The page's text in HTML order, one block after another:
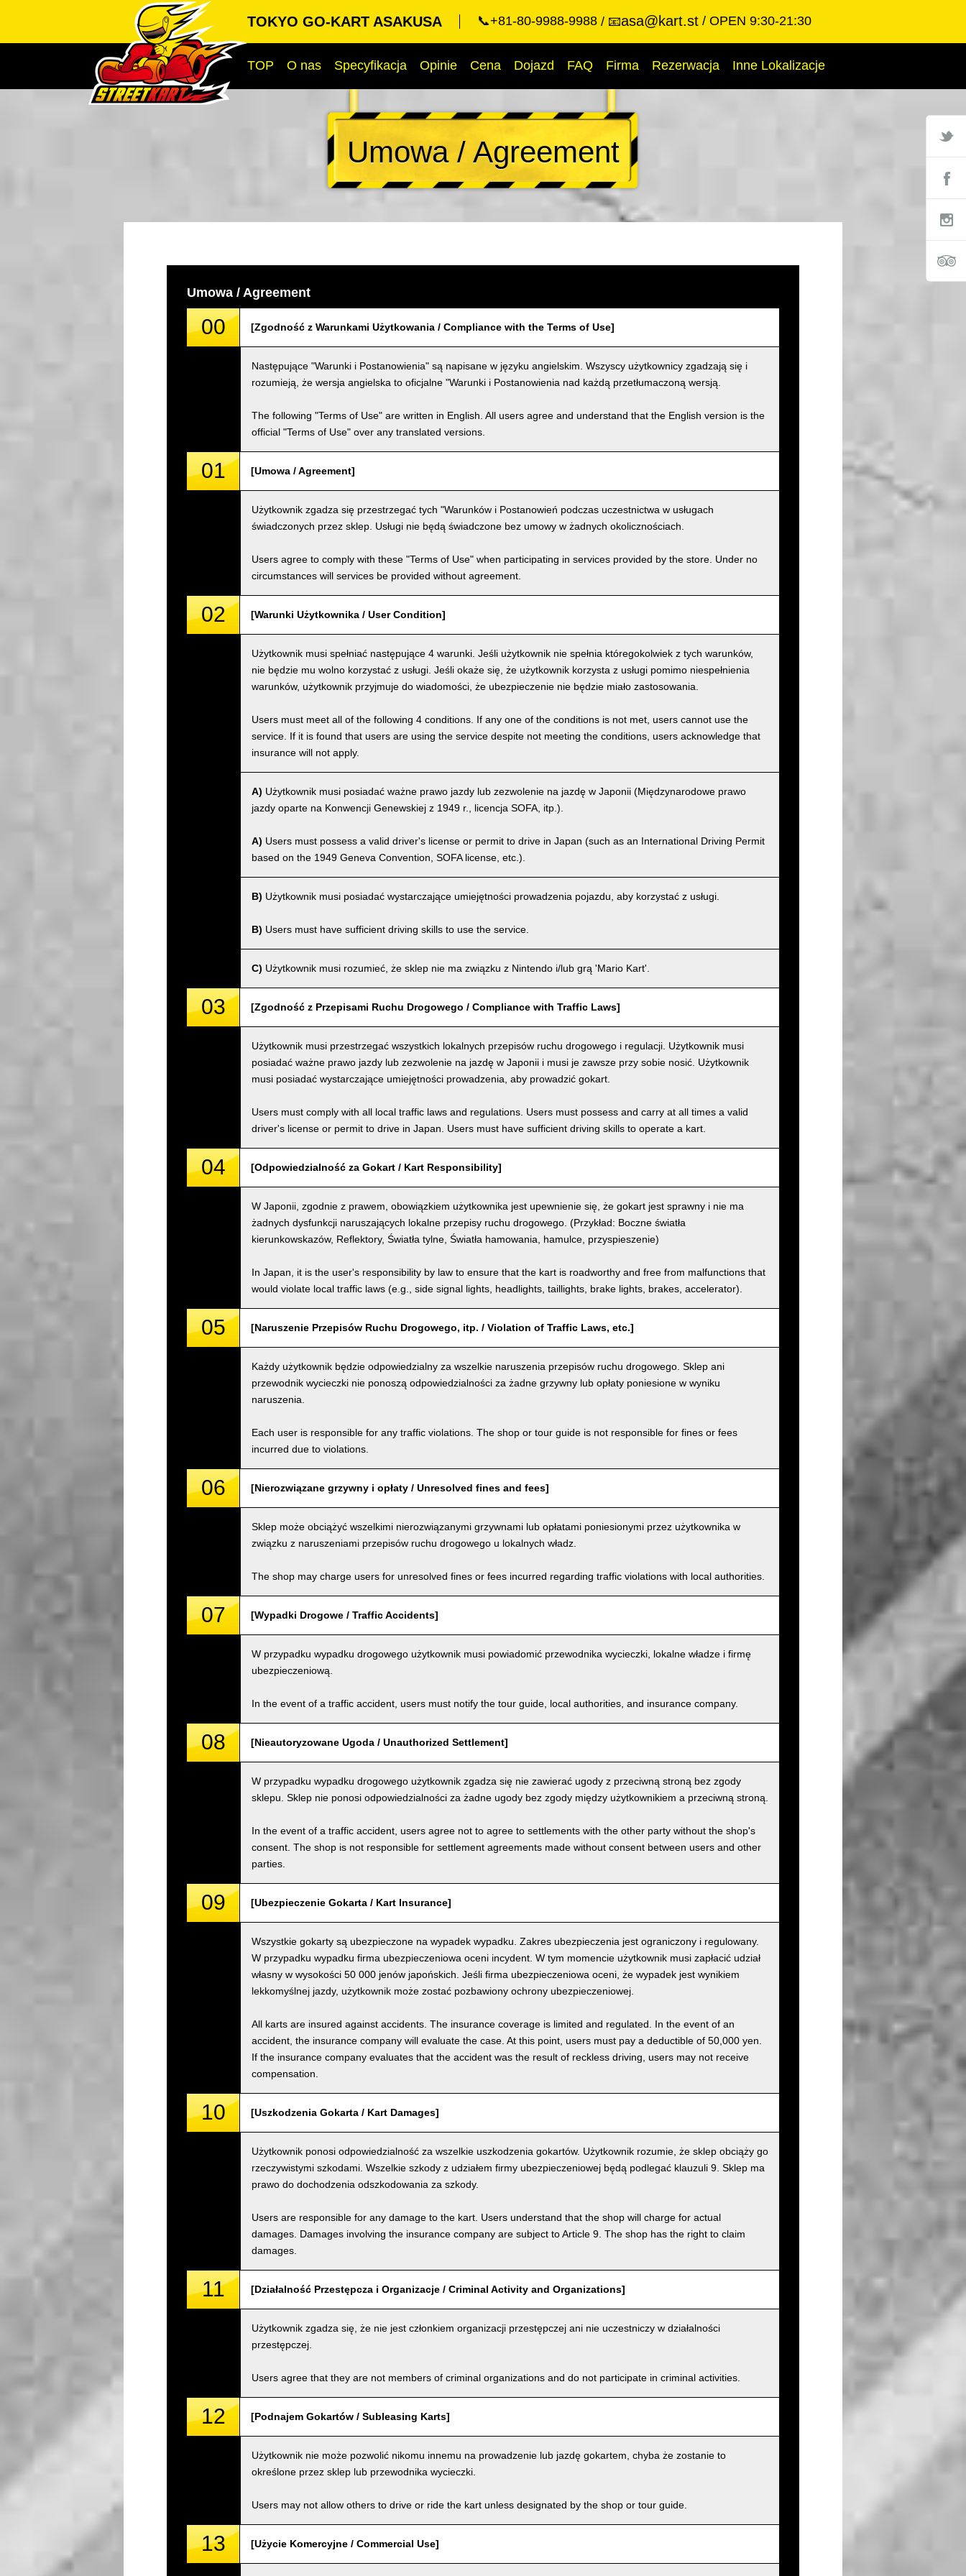
TOKYO GO-KART ASAKUSA 📞+81-80-9988-9988 📧asa@kart.st OPEN 9:30-21:30
TOP O nas Specyfikacja Opinie Cena Dojazd FAQ Firma Rezerwacja Inne Lokalizacje
Umowa / Agreement
Umowa / Agreement
00 [Zgodność z Warunkami Użytkowania / Compliance with the Terms of Use]
Następujące "Warunki i Postanowienia" są napisane w języku angielskim. Wszyscy użytkownicy zgadzają się i
rozumieją, że wersja angielska to oficjalne "Warunki i Postanowienia nad każdą przetłumaczoną wersją.
The following "Terms of Use" are written in English. All users agree and understand that the English version is the
official "Terms of Use" over any translated versions.
01 [Umowa / Agreement]
Użytkownik zgadza się przestrzegać tych "Warunków i Postanowień podczas uczestnictwa w usługach
świadczonych przez sklep. Usługi nie będą świadczone bez umowy w żadnych okolicznościach.
Users agree to comply with these "Terms of Use" when participating in services provided by the store. Under no
circumstances will services be provided without agreement.
02 [Warunki Użytkownika / User Condition]
Użytkownik musi spełniać następujące 4 warunki. Jeśli użytkownik nie spełnia któregokolwiek z tych warunków,
nie będzie mu wolno korzystać z usługi. Jeśli okaże się, że użytkownik korzysta z usługi pomimo niespełnienia
warunków, użytkownik przyjmuje do wiadomości, że ubezpieczenie nie będzie miało zastosowania.
Users must meet all of the following 4 conditions. If any one of the conditions is not met, users cannot use the
service. If it is found that users are using the service despite not meeting the conditions, users acknowledge that
insurance will not apply.
A) Użytkownik musi posiadać ważne prawo jazdy lub zezwolenie na jazdę w Japonii (Międzynarodowe prawo
jazdy oparte na Konwencji Genewskiej z 1949 r., licencja SOFA, itp.).
A) Users must possess a valid driver's license or permit to drive in Japan (such as an International Driving Permit
based on the 1949 Geneva Convention, SOFA license, etc.).
B) Użytkownik musi posiadać wystarczające umiejętności prowadzenia pojazdu, aby korzystać z usługi.
B) Users must have sufficient driving skills to use the service.
C) Użytkownik musi rozumieć, że sklep nie ma związku z Nintendo i/lub grą 'Mario Kart'.
03 [Zgodność z Przepisami Ruchu Drogowego / Compliance with Traffic Laws]
Użytkownik musi przestrzegać wszystkich lokalnych przepisów ruchu drogowego i regulacji. Użytkownik musi
posiadać ważne prawo jazdy lub zezwolenie na jazdę w Japonii i musi je zawsze przy sobie nosić. Użytkownik
musi posiadać wystarczające umiejętności prowadzenia, aby prowadzić gokart.
Users must comply with all local traffic laws and regulations. Users must possess and carry at all times a valid
driver's license or permit to drive in Japan. Users must have sufficient driving skills to operate a kart.
04 [Odpowiedzialność za Gokart / Kart Responsibility]
W Japonii, zgodnie z prawem, obowiązkiem użytkownika jest upewnienie się, że gokart jest sprawny i nie ma
żadnych dysfunkcji naruszających lokalne przepisy ruchu drogowego. (Przykład: Boczne światła
kierunkowskazów, Reflektory, Światła tylne, Światła hamowania, hamulce, przyspieszenie)
In Japan, it is the user's responsibility by law to ensure that the kart is roadworthy and free from malfunctions that
would violate local traffic laws (e.g., side signal lights, headlights, taillights, brake lights, brakes, accelerator).
05 [Naruszenie Przepisów Ruchu Drogowego, itp. / Violation of Traffic Laws, etc.]
Każdy użytkownik będzie odpowiedzialny za wszelkie naruszenia przepisów ruchu drogowego. Sklep ani
przewodnik wycieczki nie ponoszą odpowiedzialności za żadne grzywny lub opłaty poniesione w wyniku
naruszenia.
Each user is responsible for any traffic violations. The shop or tour guide is not responsible for fines or fees
incurred due to violations.
06 [Nierozwiązane grzywny i opłaty / Unresolved fines and fees]
Sklep może obciążyć wszelkimi nierozwiązanymi grzywnami lub opłatami poniesionymi przez użytkownika w
związku z naruszeniami przepisów ruchu drogowego u lokalnych władz.
The shop may charge users for unresolved fines or fees incurred regarding traffic violations with local authorities.
07 [Wypadki Drogowe / Traffic Accidents]
W przypadku wypadku drogowego użytkownik musi powiadomić przewodnika wycieczki, lokalne władze i firmę
ubezpieczeniową.
In the event of a traffic accident, users must notify the tour guide, local authorities, and insurance company.
08 [Nieautoryzowane Ugoda / Unauthorized Settlement]
W przypadku wypadku drogowego użytkownik zgadza się nie zawierać ugody z przeciwną stroną bez zgody
sklepu. Sklep nie ponosi odpowiedzialności za żadne ugody bez zgody między użytkownikiem a przeciwną stroną.
In the event of a traffic accident, users agree not to agree to settlements with the other party without the shop's
consent. The shop is not responsible for settlement agreements made without consent between users and other
parties.
09 [Ubezpieczenie Gokarta / Kart Insurance]
Wszystkie gokarty są ubezpieczone na wypadek wypadku. Zakres ubezpieczenia jest ograniczony i regulowany.
W przypadku wypadku firma ubezpieczeniowa oceni incydent. W tym momencie użytkownik musi zapłacić udział
własny w wysokości 50 000 jenów japońskich. Jeśli firma ubezpieczeniowa oceni, że wypadek jest wynikiem
lekkomyślnej jazdy, użytkownik może zostać pozbawiony ochrony ubezpieczeniowej.
All karts are insured against accidents. The insurance coverage is limited and regulated. In the event of an
accident, the insurance company will evaluate the case. At this point, users must pay a deductible of 50,000 yen.
If the insurance company evaluates that the accident was the result of reckless driving, users may not receive
compensation.
10 [Uszkodzenia Gokarta / Kart Damages]
Użytkownik ponosi odpowiedzialność za wszelkie uszkodzenia gokartów. Użytkownik rozumie, że sklep obciąży go
rzeczywistymi szkodami. Wszelkie szkody z udziałem firmy ubezpieczeniowej będą podlegać klauzuli 9. Sklep ma
prawo do dochodzenia odszkodowania za szkody.
Users are responsible for any damage to the kart. Users understand that the shop will charge for actual
damages. Damages involving the insurance company are subject to Article 9. The shop has the right to claim
damages.
11 [Działalność Przestępcza i Organizacje / Criminal Activity and Organizations]
Użytkownik zgadza się, że nie jest członkiem organizacji przestępczej ani nie uczestniczy w działalności
przestępczej.
Users agree that they are not members of criminal organizations and do not participate in criminal activities.
12 [Podnajem Gokartów / Subleasing Karts]
Użytkownik nie może pozwolić nikomu innemu na prowadzenie lub jazdę gokartem, chyba że zostanie to
określone przez sklep lub przewodnika wycieczki.
Users may not allow others to drive or ride the kart unless designated by the shop or tour guide.
13 [Użycie Komercyjne / Commercial Use]